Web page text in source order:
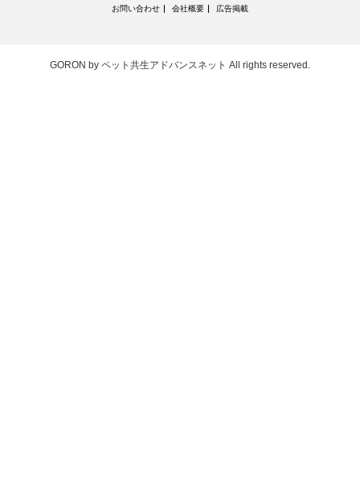
お問い合わせ 会社概要 広告掲載
GORON by ペット共生アドバンスネット All rights reserved.